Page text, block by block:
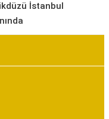
İstanbul